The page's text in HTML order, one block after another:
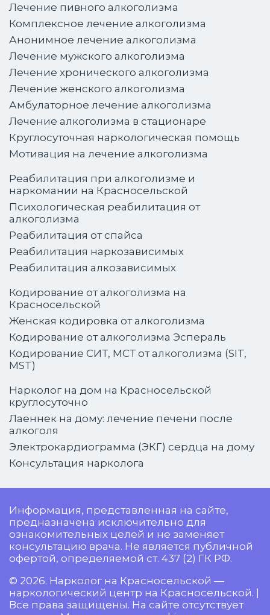
Лечение пивного алкоголизма
Комплексное лечение алкоголизма
Анонимное лечение алкоголизма
Лечение мужского алкоголизма
Лечение хронического алкоголизма
Лечение женского алкоголизма
Амбулаторное лечение алкоголизма
Лечение алкоголизма в стационаре
Круглосуточная наркологическая помощь
Мотивация на лечение алкоголизма
Реабилитация при алкоголизме и
наркомании на Красносельской
Психологическая реабилитация от
алкоголизма
Реабилитация от спайса
Реабилитация наркозависимых
Реабилитация алкозависимых
Кодирование от алкоголизма на
Красносельской
Женская кодировка от алкоголизма
Кодирование от алкоголизма Эспераль
Кодирование СИТ, МСТ от алкоголизма (SIT,
MST)
Нарколог на дом на Красносельской
круглосуточно
Лаеннек на дому: лечение печени после
алкоголя
Электрокардиограмма (ЭКГ) сердца на дому
Консультация нарколога
Информация, представленная на сайте,
предназначена исключительно для
ознакомительных целей и не заменяет
консультацию врача. Не является публичной
офертой, определяемой ст. 437 (2) ГК РФ.
© 2026. Нарколог на Красносельской —
наркологический центр на Красносельской. |
Все права защищены. На сайте отсутствует